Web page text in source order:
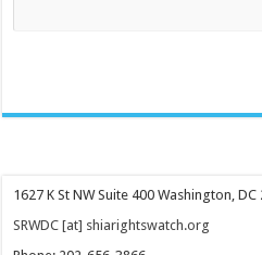
1627 K St NW Suite 400 Washington,
SRWDC [at] shiarightswatch.org